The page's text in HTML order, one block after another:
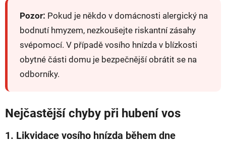
Pozor: Pokud je někdo v domácnosti alergický na
bodnutí hmyzem, nezkoušejte riskantní zásahy
svépomocí. V případě vosího hnízda v blízkosti
obytné části domu je bezpečnější obrátit se na
odborníky.
Nejčastější chyby při hubení vos
1. Likvidace vosího hnízda během dne